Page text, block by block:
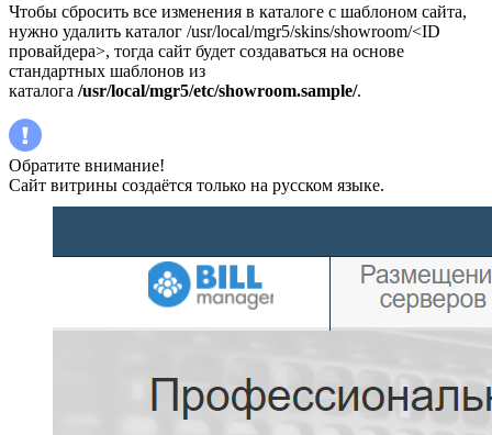
Чтобы сбросить все изменения в каталоге с шаблоном сайта,
нужно удалить каталог /usr/local/mgr5/skins/showroom/<ID
провайдера>, тогда сайт будет создаваться на основе
стандартных шаблонов из
каталога /usr/local/mgr5/etc/showroom.sample/.
Обратите внимание!
Сайт витрины создаётся только на русском языке.